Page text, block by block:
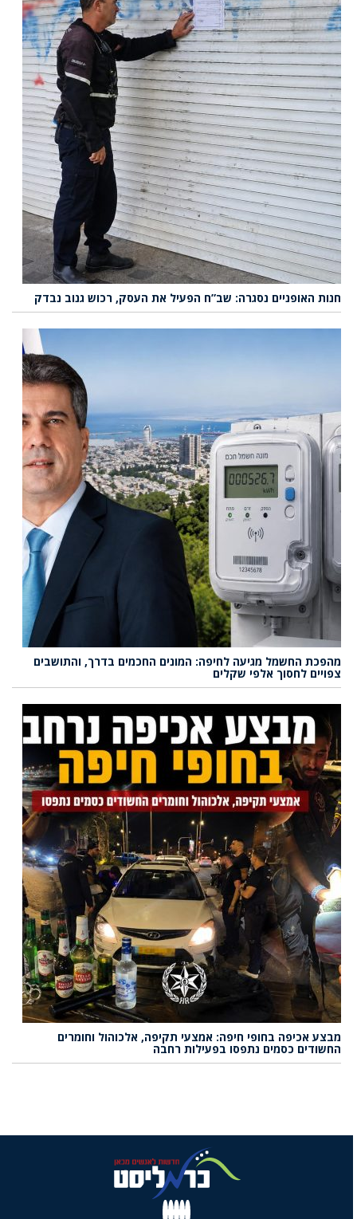
חנות האופניים נסגרה: שב”ח הפעיל את העסק, רכוש גנוב נבדק
מהפכת החשמל מגיעה לחיפה: המונים החכמים בדרך, והתושבים
צפויים לחסוך אלפי שקלים
מבצע אכיפה בחופי חיפה: אמצעי תקיפה, אלכוהול וחומרים
החשודים כסמים נתפסו בפעילות רחבה